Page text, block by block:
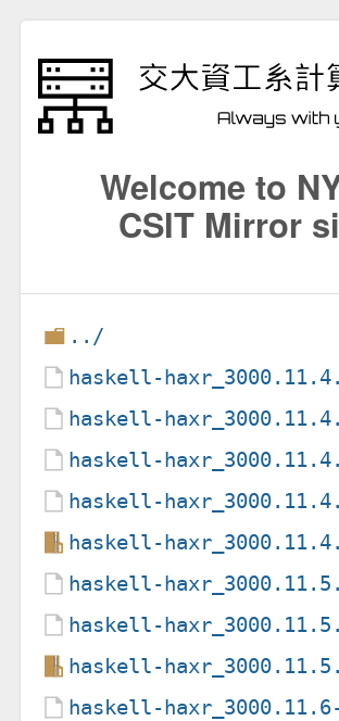
Welcome to
CSIT Mirror
../
haskell-
haskell-
haskell-
haskell-
haskell-
haskell-
haskell-
haskell-
haskell-